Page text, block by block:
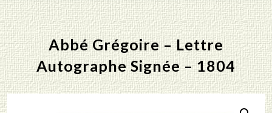
Abbé Grégoire – Lettre
Autographe Signée – 1804